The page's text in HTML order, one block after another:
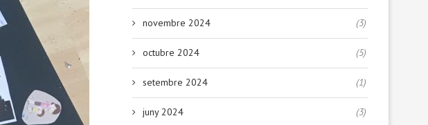
novembre 2024 (3)
octubre 2024 (5)
setembre 2024 (1)
juny 2024 (3)